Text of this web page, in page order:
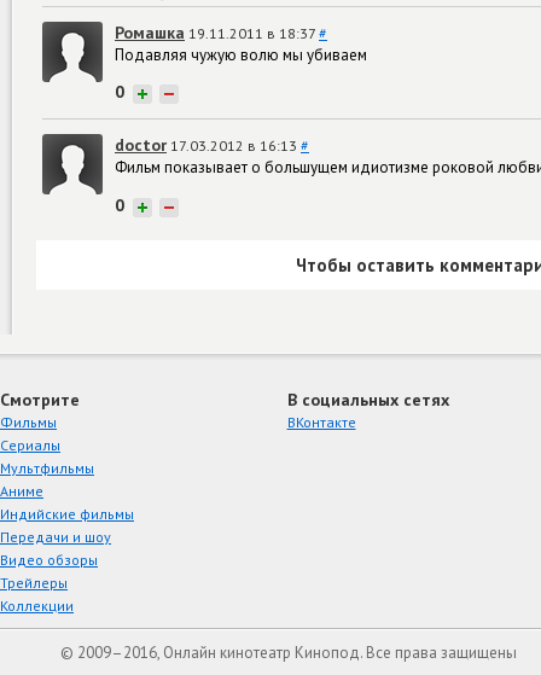
Ромашка 19.11.2011 в 18:37 #
Подавляя чужую волю мы убиваем
0 + −
doctor 17.03.2012 в 16:13 #
Фильм показывает о большущем идиотизме роковой
0 + −
Чтобы оставить
Смотрите
Фильмы
Сериалы
Мультфильмы
Аниме
Индийские фильмы
Передачи и шоу
Видео обзоры
Трейлеры
Коллекции
В социальных сетях
ВКонтакте
© 2009–2016, Онлайн кинотеатр Кинопод. Все права защищены